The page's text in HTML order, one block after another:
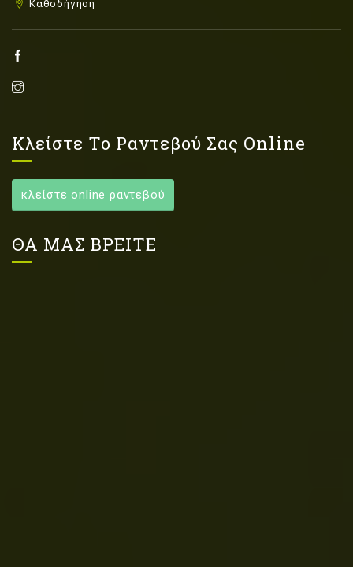
Καθοδήγηση
Κλείστε Το Ραντεβού Σας Online
κλείστε online ραντεβού
ΘΑ ΜΑΣ ΒΡΕΙΤΕ